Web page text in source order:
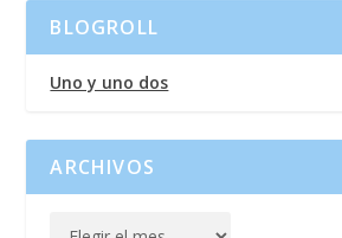
BLOGROLL
Uno y uno dos
ARCHIVOS